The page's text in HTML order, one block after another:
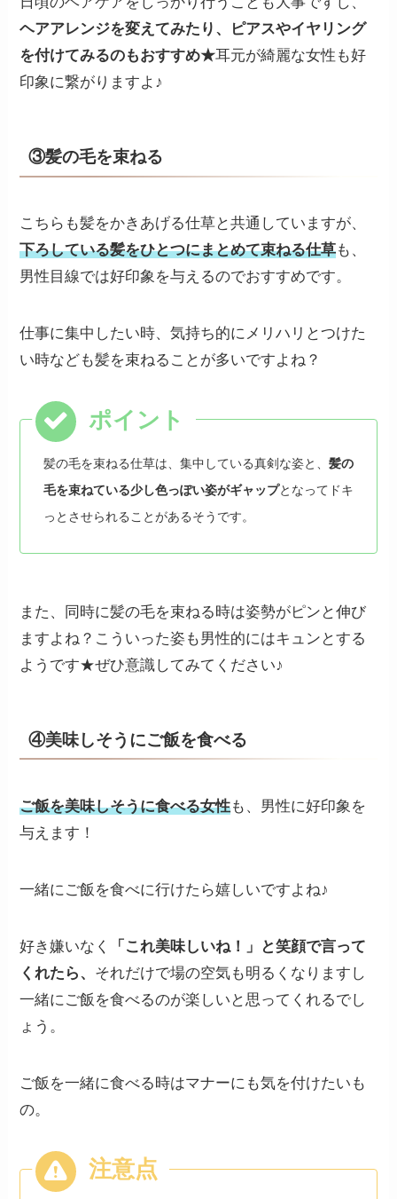
ヘアアレンジを変えてみたり、ピアスやイヤリング
を付けてみるのもおすすめ★耳元が綺麗な女性も好
印象に繋がりますよ♪
③髪の毛を束ねる
こちらも髪をかきあげる仕草と共通していますが、
下ろしている髪をひとつにまとめて束ねる仕草も、
男性目線では好印象を与えるのでおすすめです。
仕事に集中したい時、気持ち的にメリハリとつけた
い時なども髪を束ねることが多いですよね？
髪の毛を束ねる仕草は、集中している真剣な姿と、 髪の
毛を束ねている少し色っぽい姿がギャップとなってドキ
っとさせられることがあるそうです。
また、同時に髪の毛を束ねる時は姿勢がピンと伸び
ますよね？こういった姿も男性的にはキュンとする
ようです★ぜひ意識してみてください♪
④美味しそうにご飯を食べる
ご飯を美味しそうに食べる女性も、男性に好印象を
与えます！
一緒にご飯を食べに行けたら嬉しいですよね♪
好き嫌いなく
「これ美味しいね！」と笑顔で言って
くれたら、 それだけで場の空気も明るくなりますし
一緒にご飯を食べるのが楽しいと思ってくれるでし
ょう。
ご飯を一緒に食べる時はマナーにも気を付けたいも
の。